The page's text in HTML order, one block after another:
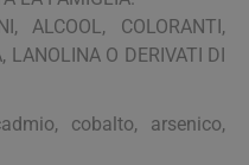
ALCOOL, COLORANTI,
LANOLINA O DERIVATI DI
cobalto, arsenico,